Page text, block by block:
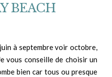
BEACH
à septembre voir octobre,
vous conseille de choisir un
bien car tous ou presque